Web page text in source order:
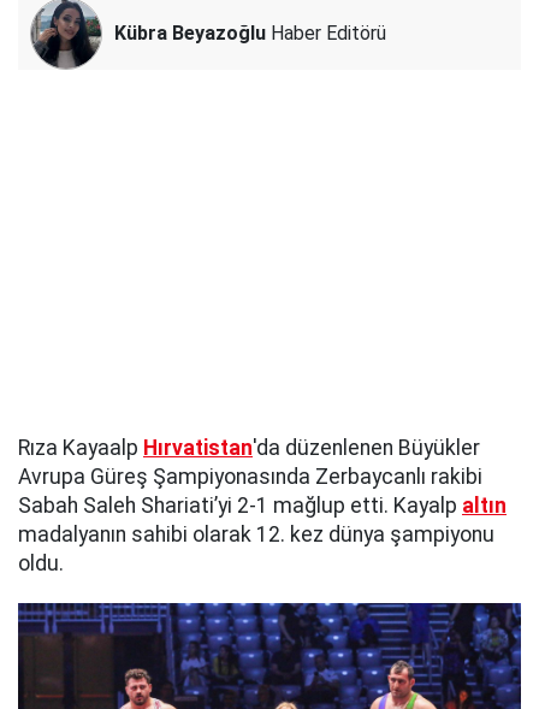
Kübra Beyazoğlu Haber Editörü
Rıza Kayaalp Hırvatistan'da düzenlenen Büyükler
Avrupa Güreş Şampiyonasında Zerbaycanlı rakibi
Sabah Saleh Shariati’yi 2-1 mağlup etti. Kayalp altın
madalyanın sahibi olarak 12. kez dünya şampiyonu
oldu.